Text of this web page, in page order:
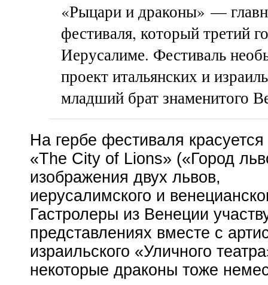
«Рыцари и драконы» —
фестиваля, который третий
Иерусалиме. Фестиваль
проект итальянских и
младший брат знаменитого
На гербе фестиваля
«The City of Lions» («Город
изображения двух львов,
иерусалимского и
Гастролеры из Венеции
представлениях вместе с
израильского «Уличного
некоторые драконы тоже